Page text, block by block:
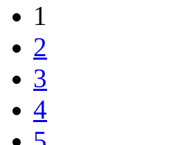
1
2
3
4